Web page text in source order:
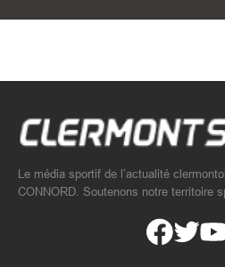
Le média sportif de l’actualité
CONNORD. Soutenons notre territoire